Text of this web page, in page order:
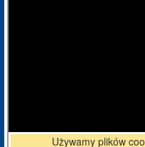
Używamy plików